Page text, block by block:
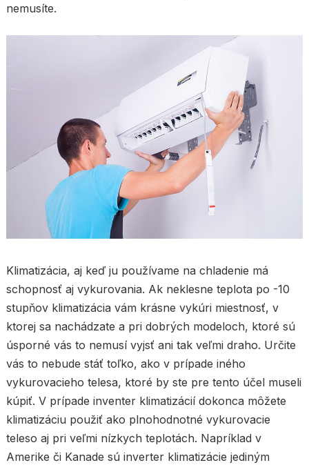
nemusíte.
Klimatizácia, aj keď ju používame na chladenie má
schopnosť aj vykurovania. Ak neklesne teplota po -10
stupňov klimatizácia vám krásne vykúri miestnosť, v
ktorej sa nachádzate a pri dobrých modeloch, ktoré sú
úsporné vás to nemusí vyjsť ani tak veľmi draho. Určite
vás to nebude stáť toľko, ako v prípade iného
vykurovacieho telesa, ktoré by ste pre tento účel museli
kúpiť. V prípade inventer klimatizácií dokonca môžete
klimatizáciu použiť ako plnohodnotné vykurovacie
teleso aj pri veľmi nízkych teplotách. Napríklad v
Amerike či Kanade sú inverter klimatizácie jediným